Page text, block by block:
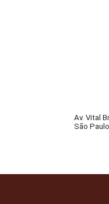
Av. Vital
São